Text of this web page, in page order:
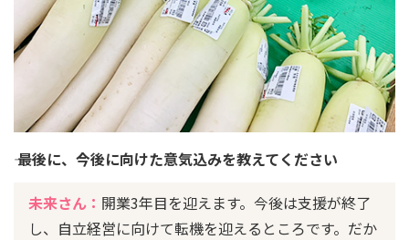
―― 最後に、今後に向けた意気込みを教えてください
未来さん： 開業3年目を迎えます。今後は支援が終了
し、自立経営に向けて転機を迎えるところです。だか